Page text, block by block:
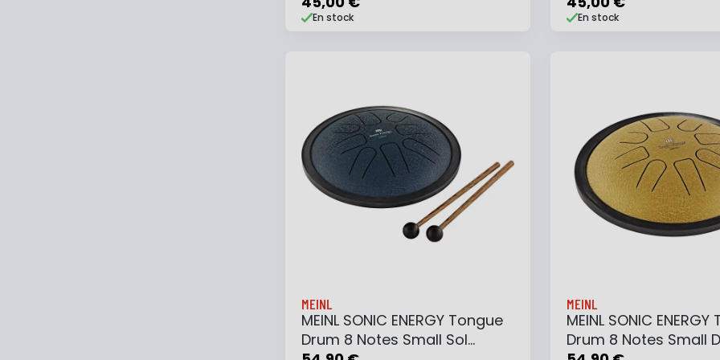
En stock
Ajouter au panier
Ajouter à ma liste
En stock
Ajouter au panier
Ajouter à ma liste
MEINL
MEINL SONIC ENERGY Tongue
Drum 8 Notes Small Sol
MEINL
MEINL SONIC
Drum 8 Notes Small